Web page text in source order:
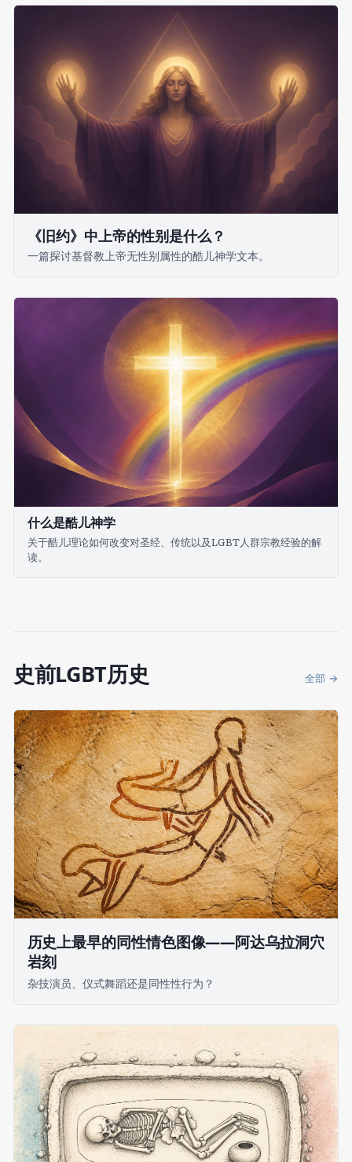
《旧约》中上帝的性别是什么？
一篇探讨基督教上帝无性别属性的酷儿神学文本。
什么是酷儿神学
关于酷儿理论如何改变对圣经、传统以及LGBT人群宗教经验的解
读。
史前LGBT历史 全部 →
历史上最早的同性情色图像——阿达乌拉洞穴
岩刻
杂技演员、仪式舞蹈还是同性性行为？